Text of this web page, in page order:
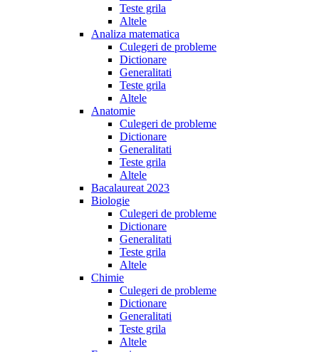
Teste grila
Altele
Analiza matematica
Culegeri de probleme
Dictionare
Generalitati
Teste grila
Altele
Anatomie
Culegeri de probleme
Dictionare
Generalitati
Teste grila
Altele
Bacalaureat 2023
Biologie
Culegeri de probleme
Dictionare
Generalitati
Teste grila
Altele
Chimie
Culegeri de probleme
Dictionare
Generalitati
Teste grila
Altele